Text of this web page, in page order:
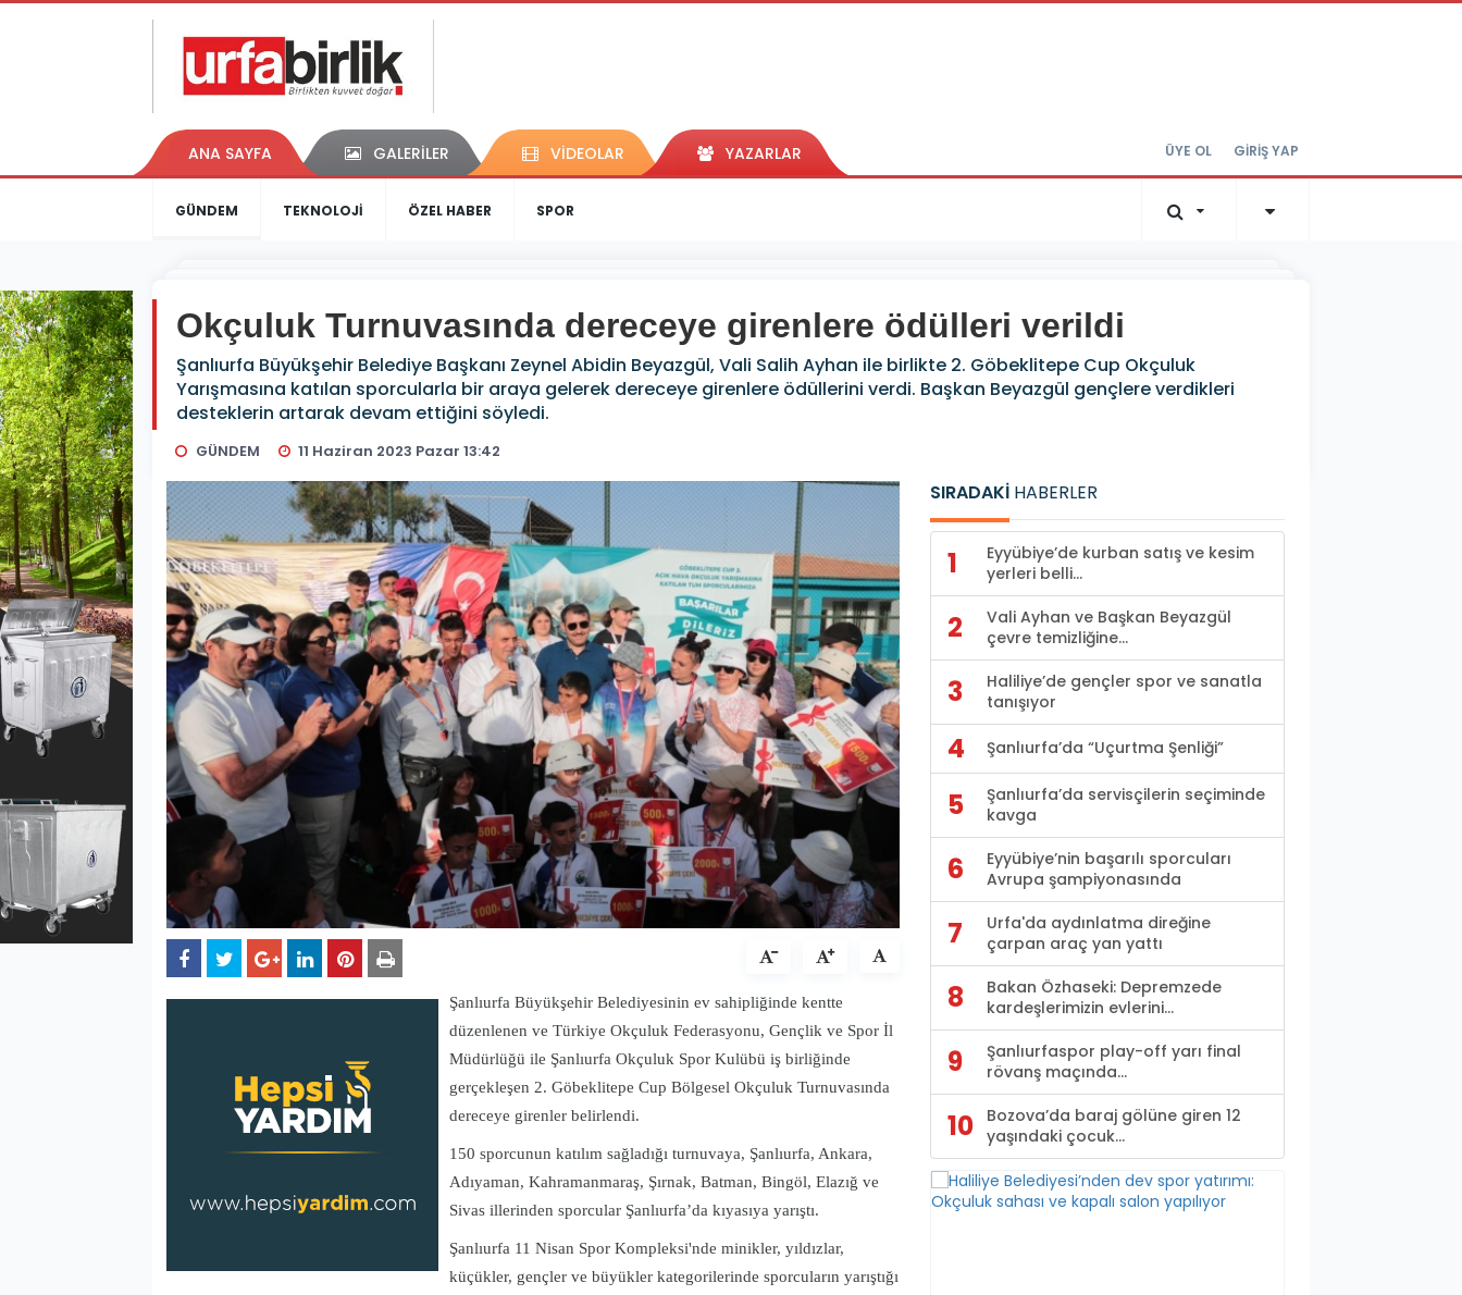
ANA SAYFA GALERİLER VİDEOLAR YAZARLAR ÜYE OL GİRİŞ YAP
GÜNDEM TEKNOLOJİ ÖZEL HABER SPOR
Okçuluk Turnuvasında dereceye girenlere ödülleri verildi
Şanlıurfa Büyükşehir Belediye Başkanı Zeynel Abidin Beyazgül, Vali Salih Ayhan ile birlikte 2. Göbeklitepe Cup Okçuluk
Yarışmasına katılan sporcularla bir araya gelerek dereceye girenlere ödüllerini verdi. Başkan Beyazgül gençlere verdikleri
desteklerin artarak devam ettiğini söyledi.
GÜNDEM 11 Haziran 2023 Pazar 13:42
Şanlıurfa Büyükşehir Belediyesinin ev sahipliğinde kentte
düzenlenen ve Türkiye Okçuluk Federasyonu, Gençlik ve Spor İl
Müdürlüğü ile Şanlıurfa Okçuluk Spor Kulübü iş birliğinde
gerçekleşen 2. Göbeklitepe Cup Bölgesel Okçuluk Turnuvasında
dereceye girenler belirlendi.
150 sporcunun katılım sağladığı turnuvaya, Şanlıurfa, Ankara,
Adıyaman, Kahramanmaraş, Şırnak, Batman, Bingöl, Elazığ ve
Sivas illerinden sporcular Şanlıurfa’da kıyasıya yarıştı.
Şanlıurfa 11 Nisan Spor Kompleksi'nde minikler, yıldızlar,
küçükler, gençler ve büyükler kategorilerinde sporcuların yarıştığı
SIRADAKİ HABERLER
1
Eyyübiye’de kurban satış ve kesim
yerleri belli...
2
Vali Ayhan ve Başkan Beyazgül
çevre temizliğine...
3
Haliliye’de gençler spor ve sanatla
tanışıyor
4 Şanlıurfa’da “Uçurtma Şenliği”
5
Şanlıurfa’da servisçilerin seçiminde
kavga
6
Eyyübiye’nin başarılı sporcuları
Avrupa şampiyonasında
7
Urfa'da aydınlatma direğine
çarpan araç yan yattı
8
Bakan Özhaseki: Depremzede
kardeşlerimizin evlerini...
9
Şanlıurfaspor play-off yarı final
rövanş maçında...
10
Bozova’da baraj gölüne giren 12
yaşındaki çocuk...